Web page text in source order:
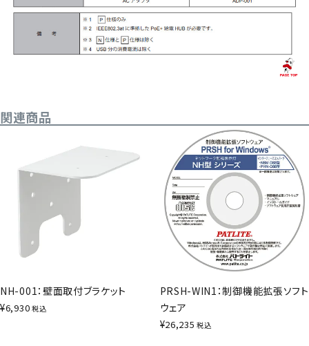
関連商品
NH-001：壁面取付ブラケット
¥6,930 税込
PRSH-WIN1：制御機能拡張ソフト
ウェア
¥26,235 税込